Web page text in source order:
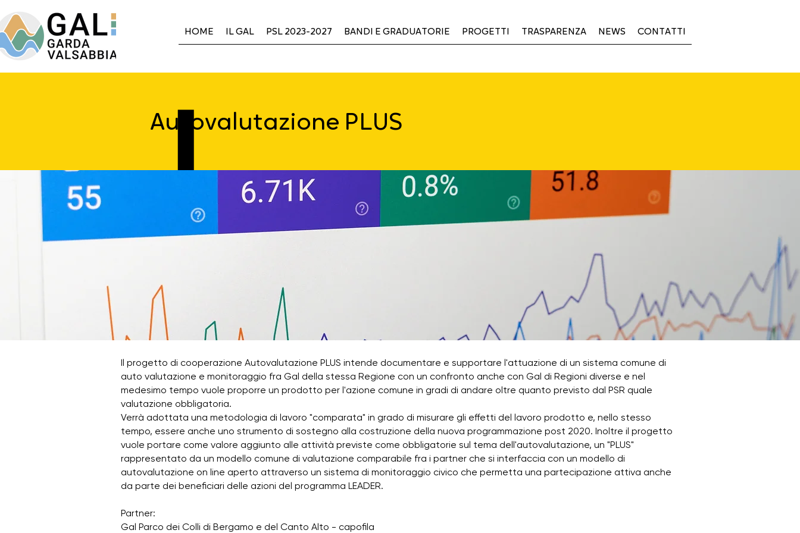
HOME IL GAL PSL 2023-2027 BANDI E GRADUATORIE PROGETTI TRASPARENZA NEWS CONTATTI
Autovalutazione PLUS
Il progetto di cooperazione Autovalutazione PLUS intende documentare e supportare l'attuazione di un sistema comune di
auto valutazione e monitoraggio fra Gal della stessa Regione con un confronto anche con Gal di Regioni diverse e nel
medesimo tempo vuole proporre un prodotto per l'azione comune in gradi di andare oltre quanto previsto dal PSR quale
valutazione obbligatoria.
Verrà adottata una metodologia di lavoro "comparata" in grado di misurare gli effetti del lavoro prodotto e, nello stesso
tempo, essere anche uno strumento di sostegno alla costruzione della nuova programmazione post 2020. Inoltre il progetto
vuole portare come valore aggiunto alle attività previste come obbligatorie sul tema dell'autovalutazione, un "PLUS"
rappresentato da un modello comune di valutazione comparabile fra i partner che si interfaccia con un modello di
autovalutazione on line aperto attraverso un sistema di monitoraggio civico che permetta una partecipazione attiva anche
da parte dei beneficiari delle azioni del programma LEADER.
Partner:
Gal Parco dei Colli di Bergamo e del Canto Alto - capofila